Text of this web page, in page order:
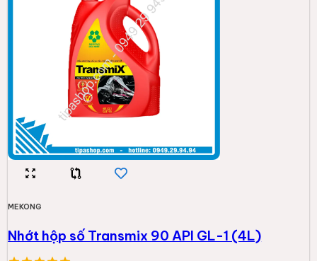
MEKONG
Nhớt hộp số Transmix 90 API GL-1 (4L)